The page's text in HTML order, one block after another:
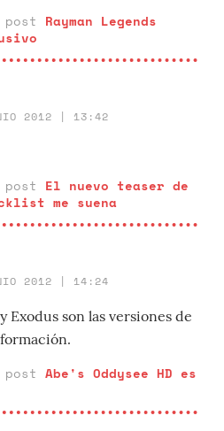
post Rayman Legends
2012 | 13:42
post El nuevo teaser de
me suena
2012 | 14:24
Exodus son las versiones de
post Abe's Oddysee HD es